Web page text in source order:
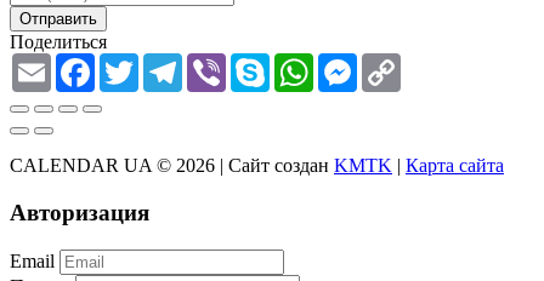
Отправить
Поделиться
Email Facebook
TwitterTelegram
Viber Skype WhatsAppMessenger
CALENDAR UA © 2026 | Сайт создан KMTK | Карта сайта
Авторизация
Email